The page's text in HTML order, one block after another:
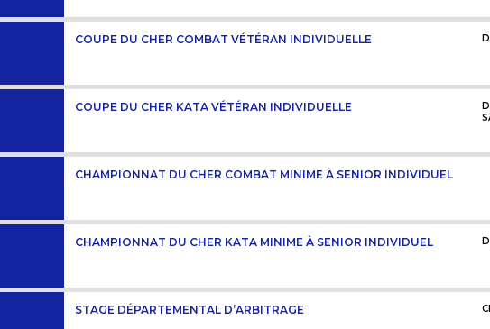
COUPE DU CHER COMBAT VÉTÉRAN INDIVIDUELLE
COUPE DU CHER KATA VÉTÉRAN INDIVIDUELLE
CHAMPIONNAT DU CHER COMBAT MINIME À SENIOR INDIVIDUEL
CHAMPIONNAT DU CHER KATA MINIME À SENIOR INDIVIDUEL
STAGE DÉPARTEMENTAL D’ARBITRAGE